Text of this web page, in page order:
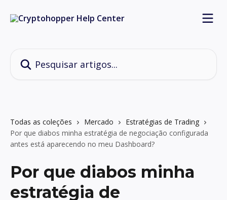
Todas as coleções Mercado
Estratégias de Trading
Por que diabos minha estratégia de negociação configurada
antes está aparecendo no meu Dashboard?
Por que diabos minha
estratégia de